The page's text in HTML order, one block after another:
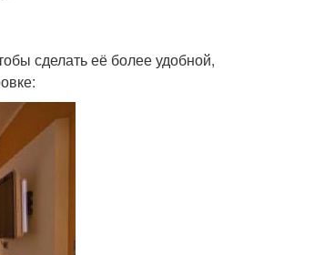
сделать её более удобной,